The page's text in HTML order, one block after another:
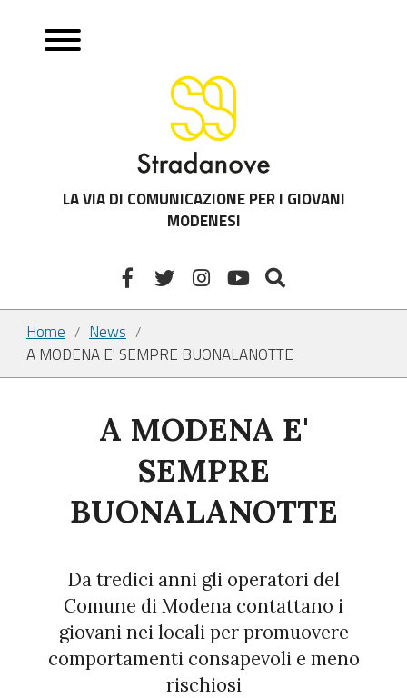
LA VIA DI COMUNICAZIONE PER I GIOVANI
MODENESI
Home / News /
A MODENA E' SEMPRE BUONALANOTTE
A MODENA E'
SEMPRE
BUONALANOTTE
Da tredici anni gli operatori del
Comune di Modena contattano i
giovani nei locali per promuovere
comportamenti consapevoli e meno
rischiosi